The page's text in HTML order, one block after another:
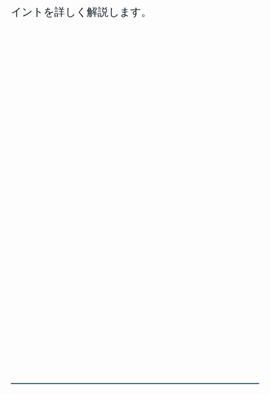
イントを詳しく解説します。